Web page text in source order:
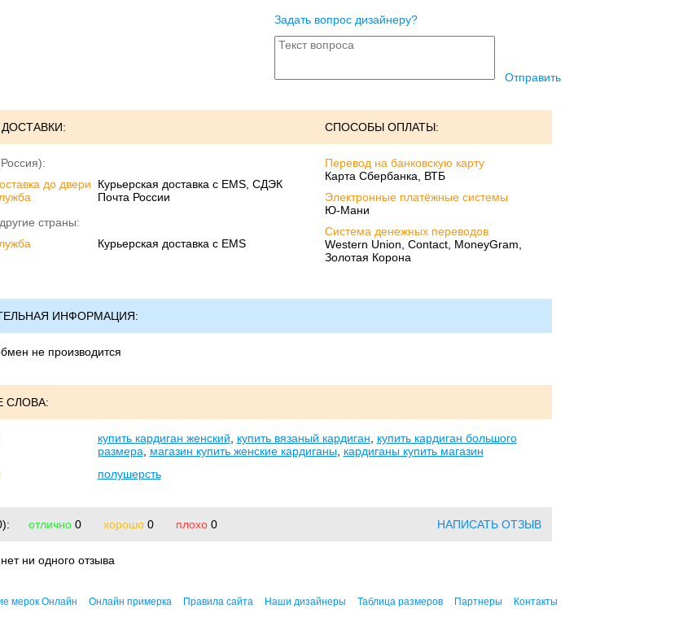
Задать вопрос дизайнеру?
Отправить
СПОСОБЫ ОПЛАТЫ:
до двери
Курьерская доставка с EMS, СДЭК
Почта России
страны:
Курьерская доставка с EMS
Перевод на банковскую карту
Карта Сбербанка, ВТБ
Электронные платёжные системы
Ю-Мани
Система денежных переводов
Western Union, Contact, MoneyGram,
Золотая Корона
ИНФОРМАЦИЯ:
не производится
СЛОВА:
купить кардиган женский купить вязаный кардиган
купить кардиган большого
размера
магазин купить женские кардиганы, кардиганы купить магазин
полушерсть
отлично0 хорошо0 плохо0 НАПИСАТЬ ОТЗЫВ
ни одного отзыва
мерок Онлайн Онлайн примерка Правила сайта Наши дизайнеры Таблица размеров Партнеры Контакты